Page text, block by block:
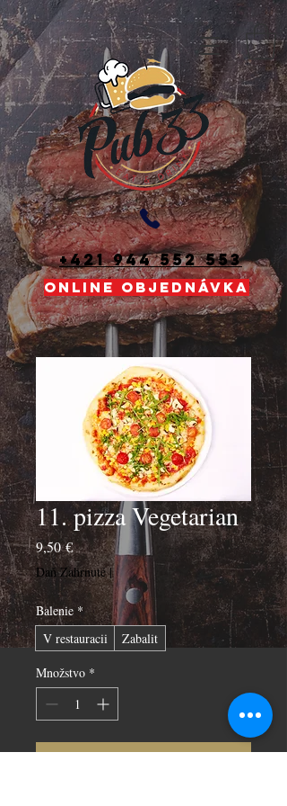
ONLINE OBJEDNÁVKA
+421 944 552 553
11. pizza Vegetarian
9,50 €Price
Daň Zahrnuté|
Balenie *
V restauracii
Zabalit
Množstvo *